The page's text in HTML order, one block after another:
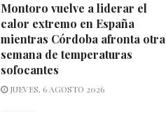
Montoro vuelve a liderar el
calor extremo en España
mientras Córdoba afronta otra
semana de temperaturas
sofocantes
JUEVES, 6 AGOSTO 2026